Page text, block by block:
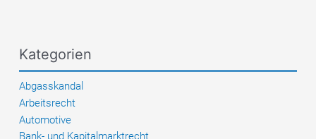
kein
Wertersatz
trotz
Nutzung
Kategorien
Abgasskandal
Arbeitsrecht
Automotive
Bank- und Kapitalmarktrecht